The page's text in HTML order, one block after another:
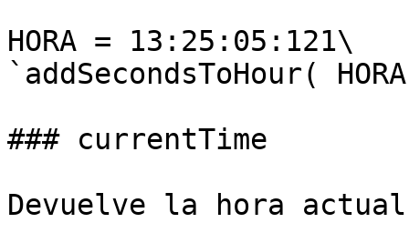
HORA = 13:25:05:121\
`addSecondsToHour(
### currentTime
Devuelve la hora actual